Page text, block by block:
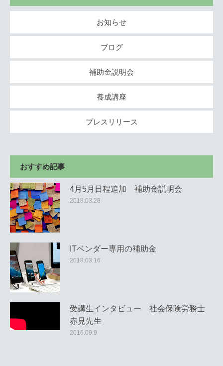
お知らせ
ブログ
補助金説明会
養成講座
プレスリリース
おすすめ記事
4月5月日程追加 補助金説明会
2018.03.28
ITベンダー専用の補助金
2018.03.16
受講生インタビュー 社会保険労務士
赤見先生
2016.09.9